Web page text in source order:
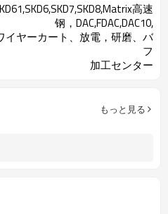
高速
钢，DAC,FDAC,DAC10,
イヤーカート、放電，研磨、バ
フ
加工センター
もっと見る